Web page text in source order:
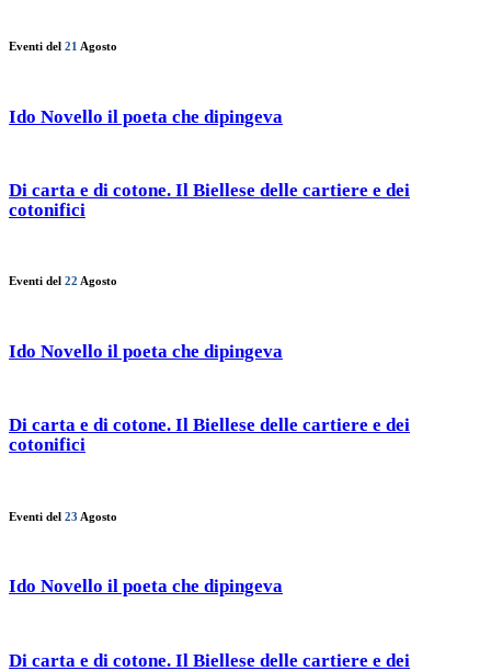
Eventi del 21 Agosto
Ido Novello il poeta che dipingeva
Di carta e di cotone. Il Biellese delle cartiere e dei
cotonifici
Eventi del 22 Agosto
Ido Novello il poeta che dipingeva
Di carta e di cotone. Il Biellese delle cartiere e dei
cotonifici
Eventi del 23 Agosto
Ido Novello il poeta che dipingeva
Di carta e di cotone. Il Biellese delle cartiere e dei